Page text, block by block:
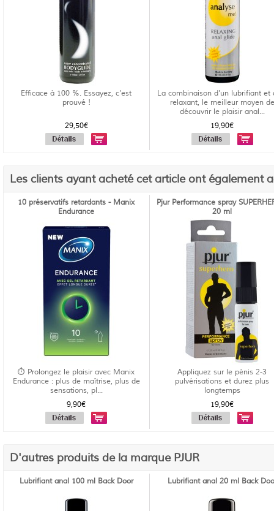
Efficace à 100 %. Essayez, c'est
prouvé !
29,50€
La combinaison d'un lubrifiant et
relaxant, le meilleur moyen de
découvrir le plaisir anal...
19,90€
Les clients ayant acheté cet article ont également
10 préservatifs retardants - Manix
Endurance
⏱️ Prolongez le plaisir avec Manix
Endurance : plus de maîtrise, plus de
sensations, pl...
9,90€
Pjur Performance spray
20 ml
Appliquez sur le pénis 2-3
pulvérisations et durez plus
longtemps
19,90€
D'autres produits de la marque PJUR
Lubrifiant anal 100 ml Back Door Lubrifiant anal 20 ml Back